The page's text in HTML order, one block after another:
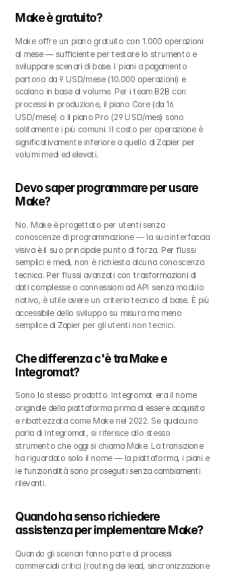
Make è gratuito?
Make offre un piano gratuito con 1.000 operazioni
al mese — sufficiente per testare lo strumento e
sviluppare scenari di base. I piani a pagamento
partono da 9 USD/mese (10.000 operazioni) e
scalano in base al volume. Per i team B2B con
processi in produzione, il piano Core (da 16
USD/mese) o il piano Pro (29 USD/mes) sono
solitamente i più comuni. Il costo per operazione è
significativamente inferiore a quello di Zapier per
volumi medi ed elevati.
Devo saper programmare per usare
Make?
No. Make è progettato per utenti senza
conoscenze di programmazione — la sua interfaccia
visiva è il suo principale punto di forza. Per flussi
semplici e medi, non è richiesta alcuna conoscenza
tecnica. Per flussi avanzati con trasformazioni di
dati complesse o connessioni ad API senza modulo
nativo, è utile avere un criterio tecnico di base. È più
accessibile dello sviluppo su misura ma meno
semplice di Zapier per gli utenti non tecnici.
Che differenza c'è tra Make e
Integromat?
Sono lo stesso prodotto. Integromat era il nome
originale della piattaforma prima di essere acquisita
e ribattezzata come Make nel 2022. Se qualcuno
parla di Integromat, si riferisce allo stesso
strumento che oggi si chiama Make. La transizione
ha riguardato solo il nome — la piattaforma, i piani e
le funzionalità sono proseguiti senza cambiamenti
rilevanti.
Quando ha senso richiedere
assistenza per implementare Make?
Quando gli scenari fanno parte di processi
commerciali critici (routing dei lead, sincronizzazione